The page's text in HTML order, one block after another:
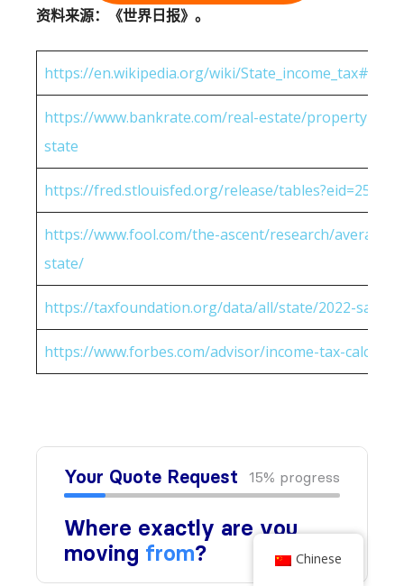
资料来源：《世界日报》。
https://en.wikipedia.org/wiki/
https://www.bankrate.com/real-estate/property-
state
https://fred.stlouisfed.org/release/
https://www.fool.com/the-ascent/research/average-
state/
https://taxfoundation.org/data/all/state/2022-sales-
https://www.forbes.com/advisor/income-tax-
Chinese